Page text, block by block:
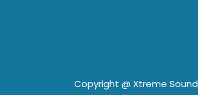
Copyright @ Xtreme Sound